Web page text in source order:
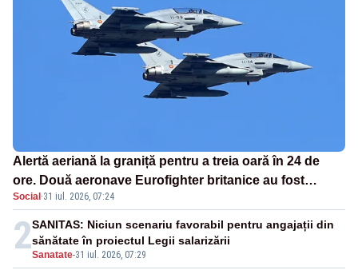
Alertă aeriană la graniță pentru a treia oară în 24 de
ore. Două aeronave Eurofighter britanice au fost
ridicate de la sol
Social ·31 iul. 2026, 07:24
2Sanatate-31 iul. 2026, 07:29
SANITAS: Niciun scenariu favorabil pentru angajații din
sănătate în proiectul Legii salarizării